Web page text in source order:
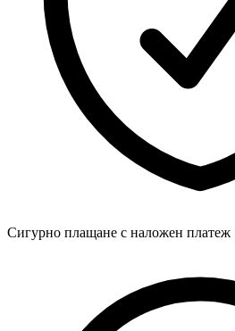
Сигурно плащане с наложен платеж